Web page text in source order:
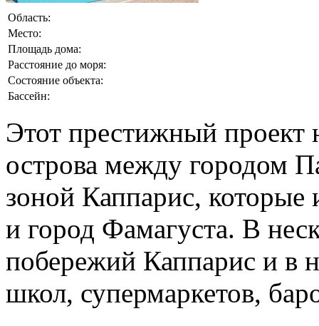
Область:
Место:
Площадь дома:
Расстояние до моря:
Состояние объекта:
Бассейн:
Этот престижный проект
острова между городом
зоной Каппарис,
и город Фамагуста. В
побережий Каппарис и в
школ, супермаркетов,